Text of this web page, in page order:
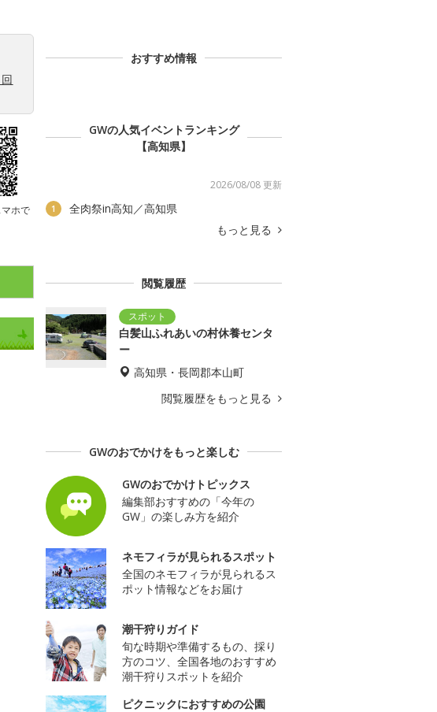
ホで
おすすめ情報
GWの人気イベントランキング
【高知県】
2026/08/08 更新
1
全肉祭in高知／高知県
もっと見る
閲覧履歴
白髪山ふれあいの村休養センタ
ー
高知県・長岡郡本山町
閲覧履歴をもっと見る
GWのおでかけをもっと楽しむ
GWのおでかけトピックス
編集部おすすめの「今年の
GW」の楽しみ方を紹介
ネモフィラが見られるスポット
全国のネモフィラが見られるス
ポット情報などをお届け
潮干狩りガイド
旬な時期や準備するもの、採り
方のコツ、全国各地のおすすめ
潮干狩りスポットを紹介
ピクニックにおすすめの公園